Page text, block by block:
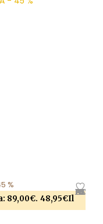
AGGIUNGI ALLA LISTA DEI DESIDERI
%
89,00€. 48,95€Il